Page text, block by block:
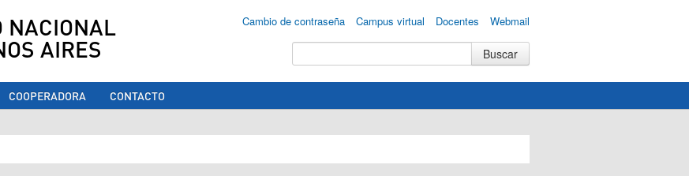
NACIONAL
AIRES
Cambio de contraseña Campus virtual Docentes Webmail
COOPERADORA CONTACTO
aquí